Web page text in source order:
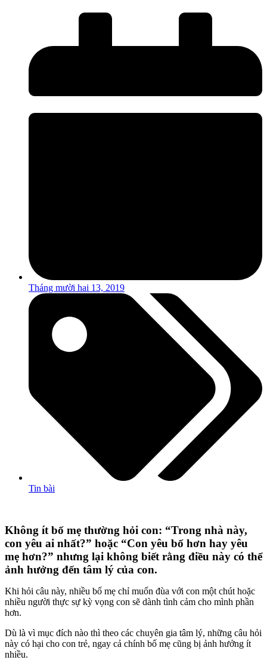
Tháng mười hai 13, 2019
Tin bài
Không ít bố mẹ thường hỏi con: “Trong nhà này,
con yêu ai nhất?” hoặc “Con yêu bố hơn hay yêu
mẹ hơn?” nhưng lại không biết rằng điều này có thể
ảnh hưởng đến tâm lý của con.
Khi hỏi câu này, nhiều bố mẹ chỉ muốn đùa với con một chút hoặc
nhiều người thực sự kỳ vọng con sẽ dành tình cảm cho mình phần
hơn.
Dù là vì mục đích nào thì theo các chuyên gia tâm lý, những câu hỏi
này có hại cho con trẻ, ngay cả chính bố mẹ cũng bị ảnh hưởng ít
nhiều.